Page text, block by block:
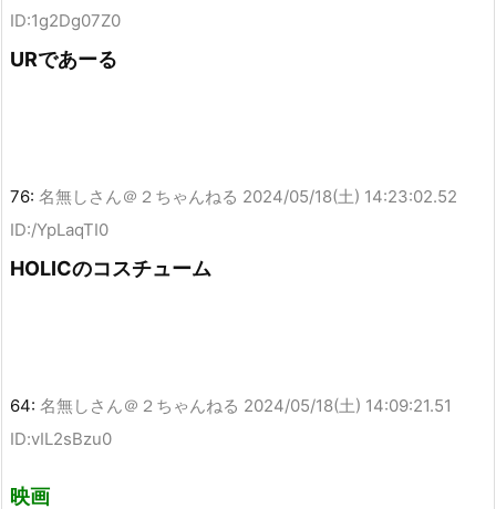
ID:1g2Dg07Z0
URであーる
76: 名無しさん＠２ちゃんねる 2024/05/18(土) 14:23:02.52
ID:/YpLaqTI0
HOLICのコスチューム
64: 名無しさん＠２ちゃんねる 2024/05/18(土) 14:09:21.51
ID:vIL2sBzu0
映画